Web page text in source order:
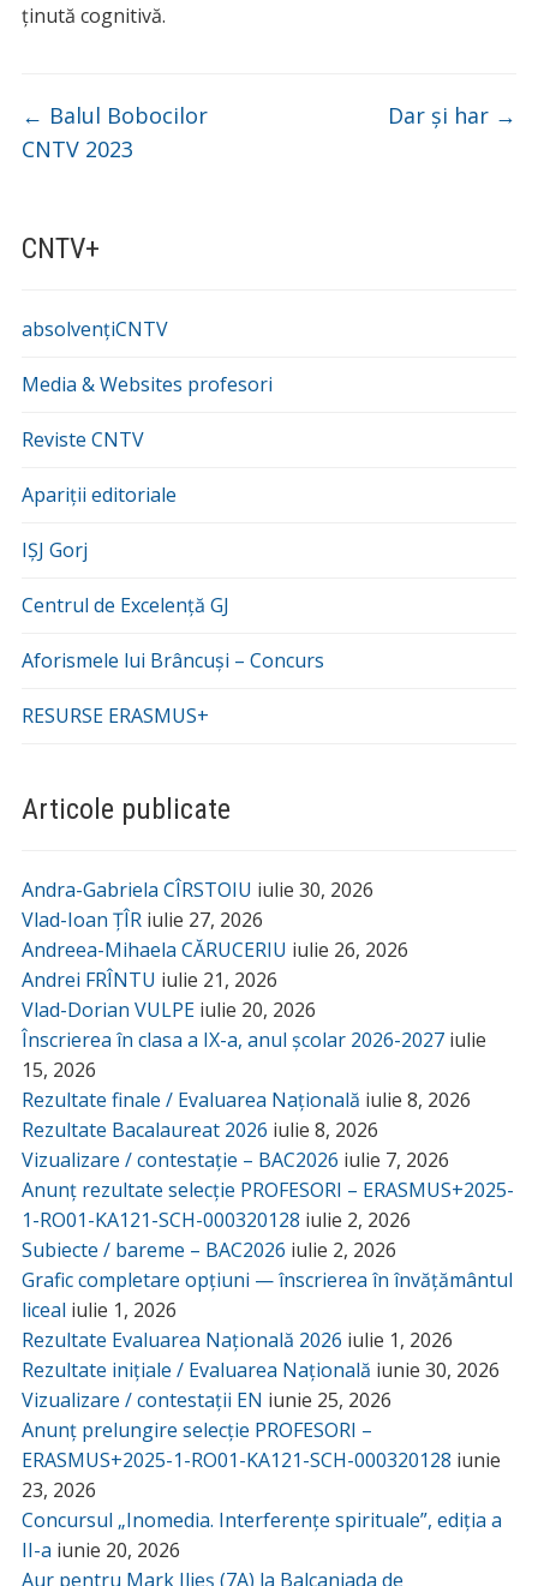
CNTV+
absolvențiCNTV
Media & Websites profesori
Reviste CNTV
Apariții editoriale
IȘJ Gorj
Centrul de Excelență GJ
Aforismele lui Brâncuși – Concurs
RESURSE ERASMUS+
Articole publicate
Andra-Gabriela CÎRSTOIU iulie 30, 2026
Vlad-Ioan ȚÎR iulie 27, 2026
Andreea-Mihaela CĂRUCERIU iulie 26, 2026
Andrei FRÎNTU iulie 21, 2026
Vlad-Dorian VULPE iulie 20, 2026
Înscrierea în clasa a IX-a, anul școlar 2026-2027 iulie
15, 2026
Rezultate finale / Evaluarea Națională iulie 8, 2026
Rezultate Bacalaureat 2026 iulie 8, 2026
Vizualizare / contestație – BAC2026 iulie 7, 2026
Anunț rezultate selecție PROFESORI – ERASMUS+2025-
1-RO01-KA121-SCH-000320128 iulie 2, 2026
Subiecte / bareme – BAC2026 iulie 2, 2026
Grafic completare opțiuni — înscrierea în învățământul
liceal iulie 1, 2026
Rezultate Evaluarea Națională 2026 iulie 1, 2026
Rezultate inițiale / Evaluarea Națională iunie 30, 2026
Vizualizare / contestații EN iunie 25, 2026
Anunț prelungire selecție PROFESORI –
ERASMUS+2025-1-RO01-KA121-SCH-000320128 iunie
23, 2026
Concursul „Inomedia. Interferențe spirituale”, ediția a
II-a iunie 20, 2026
Aur pentru Mark Ilieș (7A) la Balcaniada de
ținută cognitivă.
← Balul Bobocilor
CNTV 2023
Dar și har →